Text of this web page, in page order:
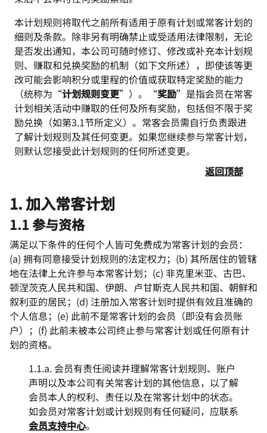
本计划规则将取代之前所有适用于原有计划或常客计划的
细则及条款。除非另有明确禁止或受适用法律限制，无论
是否发出通知，本公司可随时修订、修改或补充本计划规
则、赚取和兑换奖励的机制（如下文所述），即使该等更
改可能会影响积分或里程的价值或获取特定奖励的能力
（统称为“计划规则变更”）。“奖励”是指会员在常客
计划相关活动中赚取的任何及所有奖励，包括但不限于奖
励兑换（如第3.1节所定义）。常客会员需自行负责跟进
了解计划规则及其任何变更。如果您继续参与常客计划，
则默认您接受此计划规则的任何所述变更。
返回顶部
1. 加入常客计划
1.1 参与资格
满足以下条件的任何个人皆可免费成为常客计划的会员：
(a) 拥有同意接受计划规则的法定权力；(b) 其所居住的管辖
地在法律上允许参与本常客计划；(c) 非克里米亚、古巴、
顿涅茨克人民共和国、伊朗、卢甘斯克人民共和国、朝鲜和
叙利亚的居民；(d) 注册加入常客计划时提供有效且准确的
个人信息；(e) 此前不是常客计划的会员（即没有会员账
户）；(f) 此前未被本公司终止参与常客计划或任何原有计
划的资格。
1.1.a. 会员有责任阅读并理解常客计划规则、账户
声明以及本公司有关常客计划的其他信息，以了解
会员本人的权利、责任以及在常客计划中的状态。
如会员对常客计划或计划规则有任何疑问，应联系
会员支持中心。